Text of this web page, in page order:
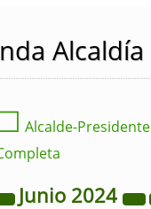
Alcaldía
Alcalde-Presidente
Junio 2024